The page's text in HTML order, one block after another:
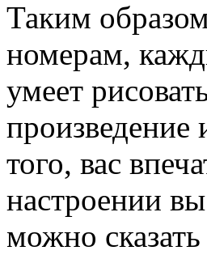
Таким
номерам,
умеет
произведение
того, вас
настроении
можно